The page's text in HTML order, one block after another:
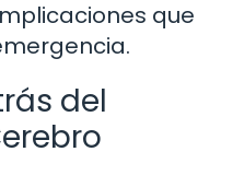
que
del